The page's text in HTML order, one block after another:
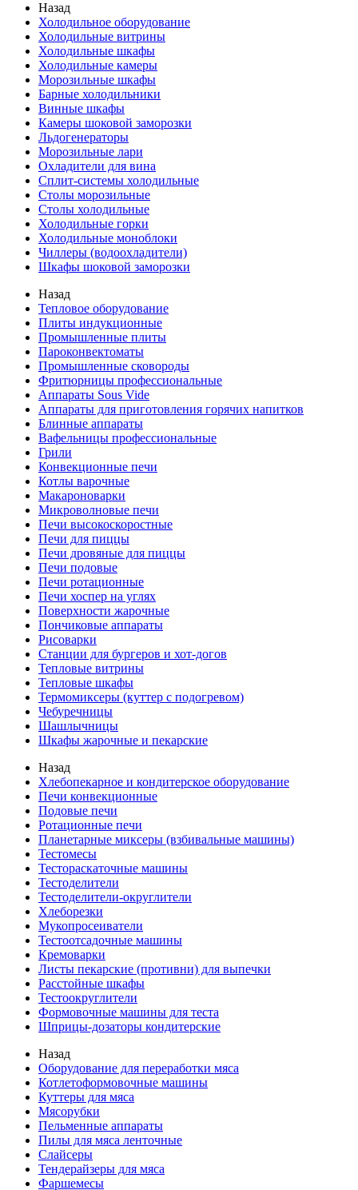
Назад
Холодильное оборудование
Холодильные витрины
Холодильные шкафы
Холодильные камеры
Морозильные шкафы
Барные холодильники
Винные шкафы
Камеры шоковой заморозки
Льдогенераторы
Морозильные лари
Охладители для вина
Сплит-системы холодильные
Столы морозильные
Столы холодильные
Холодильные горки
Холодильные моноблоки
Чиллеры (водоохладители)
Шкафы шоковой заморозки
Назад
Тепловое оборудование
Плиты индукционные
Промышленные плиты
Пароконвектоматы
Промышленные сковороды
Фритюрницы профессиональные
Аппараты Sous Vide
Аппараты для приготовления горячих напитков
Блинные аппараты
Вафельницы профессиональные
Грили
Конвекционные печи
Котлы варочные
Макароноварки
Микроволновые печи
Печи высокоскоростные
Печи для пиццы
Печи дровяные для пиццы
Печи подовые
Печи ротационные
Печи хоспер на углях
Поверхности жарочные
Пончиковые аппараты
Рисоварки
Станции для бургеров и хот-догов
Тепловые витрины
Тепловые шкафы
Термомиксеры (куттер с подогревом)
Чебуречницы
Шашлычницы
Шкафы жарочные и пекарские
Назад
Хлебопекарное и кондитерское оборудование
Печи конвекционные
Подовые печи
Ротационные печи
Планетарные миксеры (взбивальные машины)
Тестомесы
Тестораскаточные машины
Тестоделители
Тестоделители-округлители
Хлеборезки
Мукопросеиватели
Тестоотсадочные машины
Кремоварки
Листы пекарские (противни) для выпечки
Расстойные шкафы
Тестоокруглители
Формовочные машины для теста
Шприцы-дозаторы кондитерские
Назад
Оборудование для переработки мяса
Котлетоформовочные машины
Куттеры для мяса
Мясорубки
Пельменные аппараты
Пилы для мяса ленточные
Слайсеры
Тендерайзеры для мяса
Фаршемесы